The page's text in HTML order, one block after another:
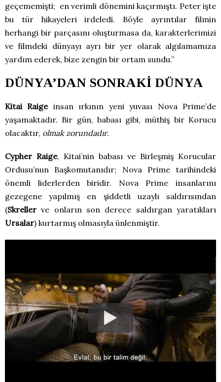
geçememişti; en verimli dönemini kaçırmıştı. Peter işte
bu tür hikayeleri irdeledi. Böyle ayrıntılar filmin
herhangi bir parçasını oluşturmasa da, karakterlerimizi
ve filmdeki dünyayı ayrı bir yer olarak algılamamıza
yardım ederek, bize zengin bir ortam sundu.”
DÜNYA’DAN SONRAKİ DÜNYA
Kitai Raigeinsan ırkının yeni yuvası Nova Prime’de
yaşamaktadır. Bir gün, babası gibi, müthiş bir Korucu
olacaktır, olmak zorundadır.
Cypher Raige, Kitai’nin babası ve Birleşmiş Korucular
Ordusu’nun Başkomutanıdır; Nova Prime tarihindeki
önemli liderlerden biridir. Nova Prime insanlarını
gezegene yapılmış en şiddetli uzaylı saldırısından
(Skreller ve onların son derece saldırgan yaratıkları
Ursalar) kurtarmış olmasıyla ünlenmiştir.